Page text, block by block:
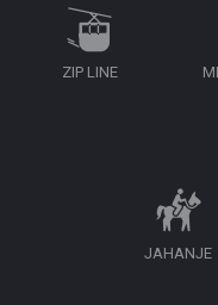
ZIP LINE
JAHANJE